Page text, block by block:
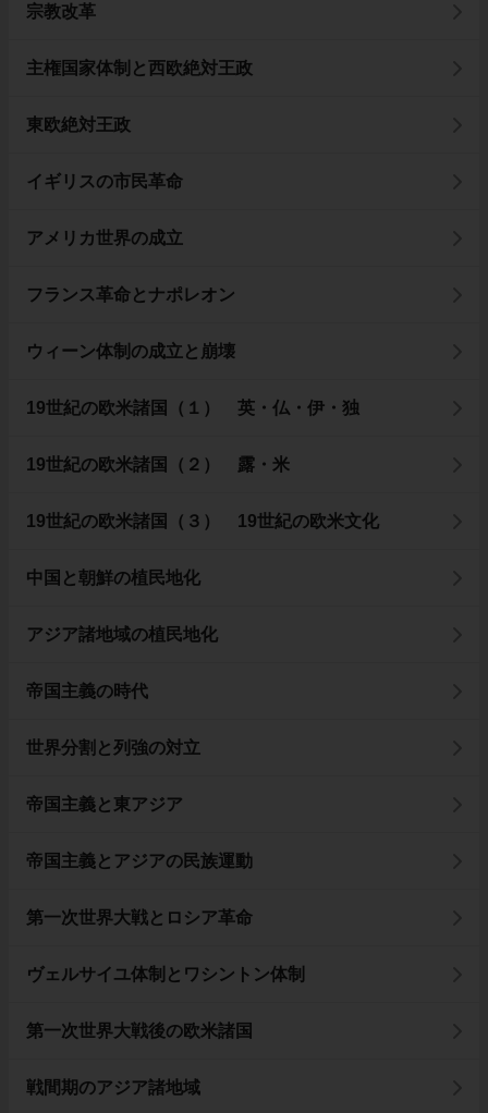
宗教改革
主権国家体制と西欧絶対王政
東欧絶対王政
イギリスの市民革命
アメリカ世界の成立
フランス革命とナポレオン
ウィーン体制の成立と崩壊
19世紀の欧米諸国（１） 英・仏・伊・独
19世紀の欧米諸国（２） 露・米
19世紀の欧米諸国（３） 19世紀の欧米文化
中国と朝鮮の植民地化
アジア諸地域の植民地化
帝国主義の時代
世界分割と列強の対立
帝国主義と東アジア
帝国主義とアジアの民族運動
第一次世界大戦とロシア革命
ヴェルサイユ体制とワシントン体制
第一次世界大戦後の欧米諸国
戦間期のアジア諸地域